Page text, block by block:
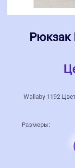
Рюкзак
Wallaby 1192
Размеры: